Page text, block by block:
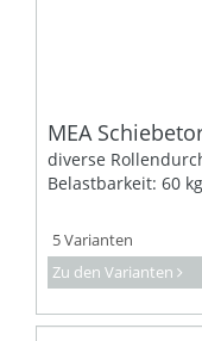
MEA
diverse
Belastbarkeit: 60
5 Varianten
Zu den Varianten